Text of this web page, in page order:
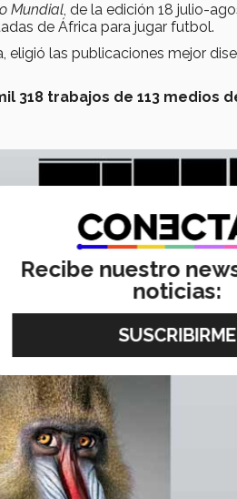
Mundial, de la edición 18 julio-
de África para jugar futbol.
eligió las publicaciones mejor
318 trabajos de 113 medios
Recibe nuestro
noticias: